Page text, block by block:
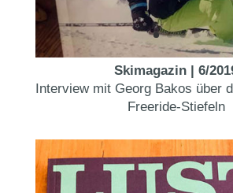
Skimagazin | 6/
Interview mit Georg Bakos über
Freeride-Stiefeln